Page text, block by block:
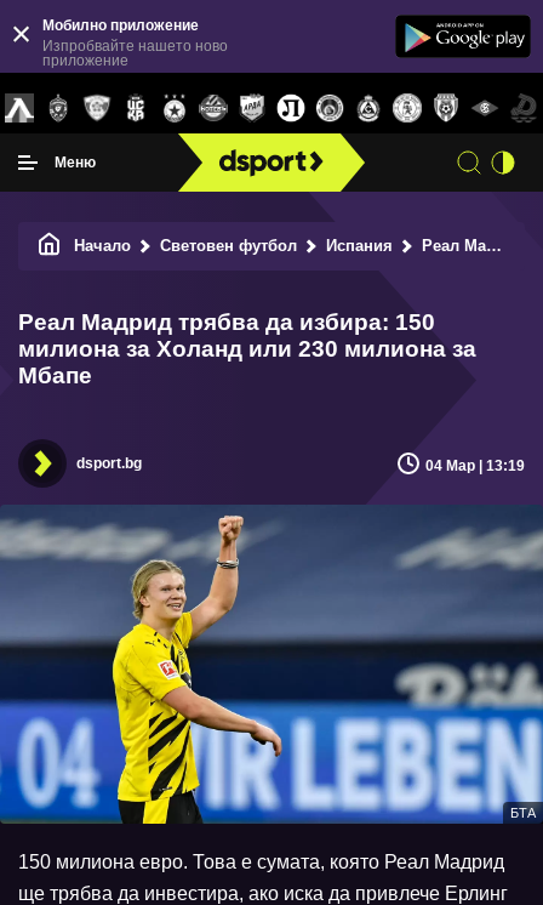
Мобилно приложение
Изпробвайте нашето ново
приложение
Меню
Начало Световен футбол Испания Реал Мадрид трябва да избира: 150 милиона за Холанд или 230 милиона за Мбапе
Реал Мадрид трябва да избира: 150
милиона за Холанд или 230 милиона за
Мбапе
dsport.bg 04 Мар | 13:19
БТА
150 милиона евро. Това е сумата, която Реал Мадрид
ще трябва да инвестира, ако иска да привлече Ерлинг